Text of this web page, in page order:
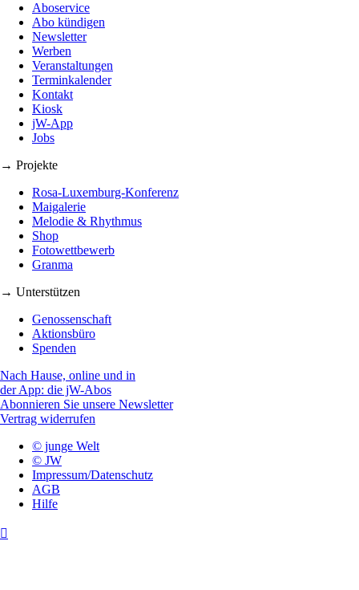
Aboservice
Abo kündigen
Newsletter
Werben
Veranstaltungen
Terminkalender
Kontakt
Kiosk
jW-App
Jobs
→ Projekte
Rosa-Luxemburg-Konferenz
Maigalerie
Melodie & Rhythmus
Shop
Fotowettbewerb
Granma
→ Unterstützen
Genossenschaft
Aktionsbüro
Spenden
Nach Hause, online und in
der App: die jW-Abos
Abonnieren Sie unsere Newsletter
Vertrag widerrufen
© junge Welt
© JW
Impressum/Datenschutz
AGB
Hilfe